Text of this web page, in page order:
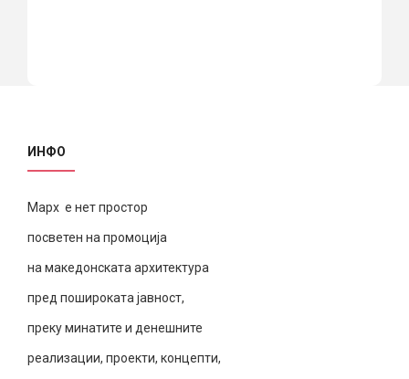
ИНФО
Марх е нет простор
посветен на промоција
на македонската архитектура
пред пошироката јавност,
преку минатите и денешните
реализации, проекти, концепти,